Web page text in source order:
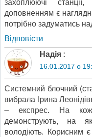
захоплюючі
доповненням є
потрібно задуматись
Відповіcти
Надія :
16.01.2017 о
Системний блочний
вибрала Ірина
– експрес. На
демонструють, на
володіють. Корисним є